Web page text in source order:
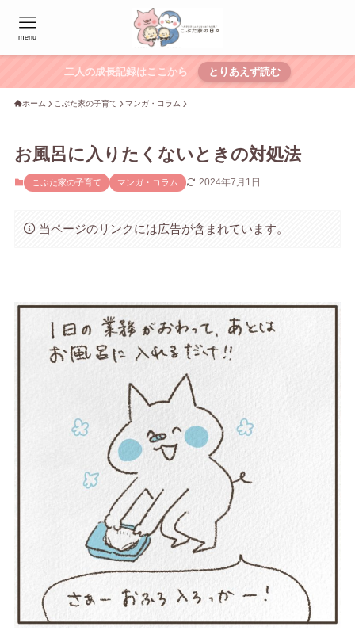
menu
二人の成長記録はここから とりあえず読む
ホーム こぶた家の子育て マンガ・コラム
お風呂に入りたくないときの対処法
こぶた家の子育て マンガ・コラム 2024年7月1日
当ページのリンクには広告が含まれています。